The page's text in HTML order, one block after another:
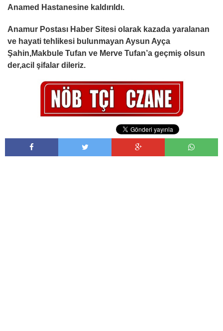
Anamed Hastanesine kaldırıldı.
Anamur Postası Haber Sitesi olarak kazada yaralanan
ve hayati tehlikesi bulunmayan Aysun Ayça
Şahin,Makbule Tufan ve Merve Tufan’a geçmiş olsun
der,acil şifalar dileriz.